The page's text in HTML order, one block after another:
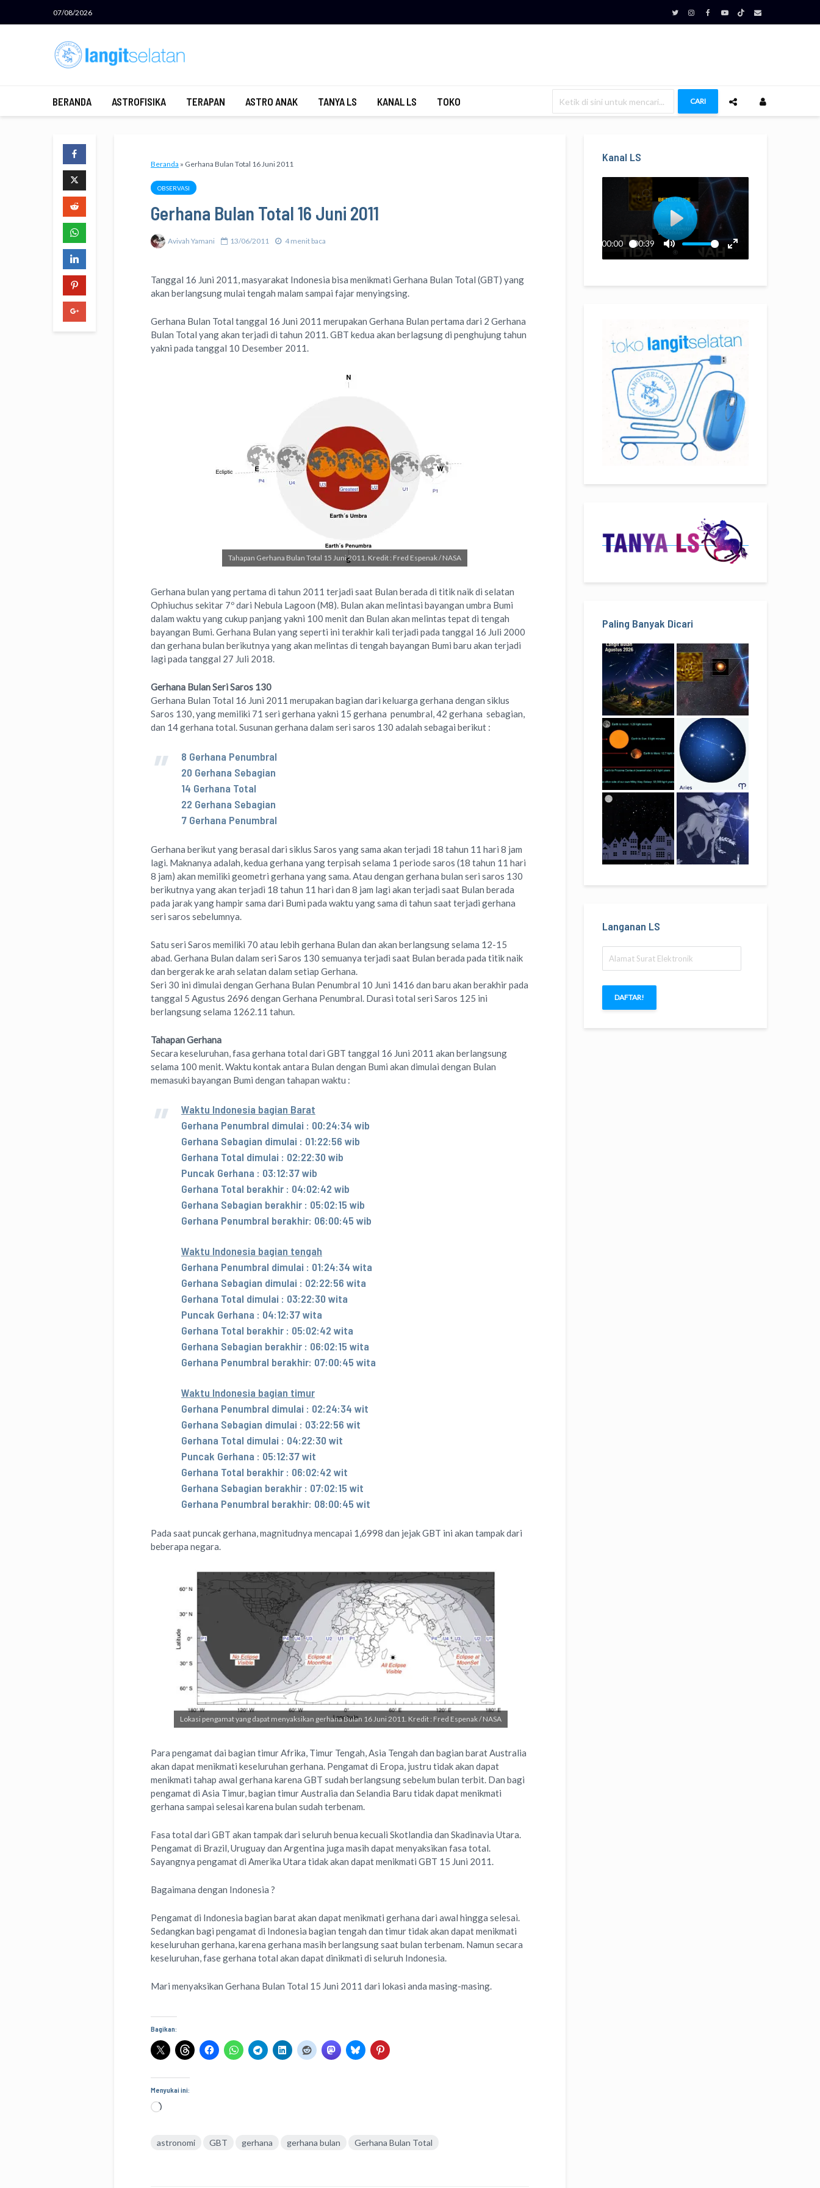
07/08/2026
BERANDA ASTROFISIKA TERAPAN ASTRO ANAK TANYA LS KANAL LS TOKO CARI
Beranda » Gerhana Bulan Total 16 Juni 2011
OBSERVASI
Gerhana Bulan Total 16 Juni 2011
Avivah Yamani 13/06/2011 4 menit baca
Tanggal 16 Juni 2011, masyarakat Indonesia bisa menikmati Gerhana Bulan Total (GBT) yang
akan berlangsung mulai tengah malam sampai fajar menyingsing.
Gerhana Bulan Total tanggal 16 Juni 2011 merupakan Gerhana Bulan pertama dari 2 Gerhana
Bulan Total yang akan terjadi di tahun 2011. GBT kedua akan berlagsung di penghujung tahun
yakni pada tanggal 10 Desember 2011.
Tahapan Gerhana Bulan Total 15 Juni 2011. Kredit : Fred Espenak / NASA
Gerhana bulan yang pertama di tahun 2011 terjadi saat Bulan berada di titik naik di selatan
Ophiuchus sekitar 7º dari Nebula Lagoon (M8). Bulan akan melintasi bayangan umbra Bumi
dalam waktu yang cukup panjang yakni 100 menit dan Bulan akan melintas tepat di tengah
bayangan Bumi. Gerhana Bulan yang seperti ini terakhir kali terjadi pada tanggal 16 Juli 2000
dan gerhana bulan berikutnya yang akan melintas di tengah bayangan Bumi baru akan terjadi
lagi pada tanggal 27 Juli 2018.
Gerhana Bulan Seri Saros 130
Gerhana Bulan Total 16 Juni 2011 merupakan bagian dari keluarga gerhana dengan siklus
Saros 130, yang memiliki 71 seri gerhana yakni 15 gerhana penumbral, 42 gerhana sebagian,
dan 14 gerhana total. Susunan gerhana dalam seri saros 130 adalah sebagai berikut :
8 Gerhana Penumbral
20 Gerhana Sebagian
14 Gerhana Total
22 Gerhana Sebagian
7 Gerhana Penumbral
Gerhana berikut yang berasal dari siklus Saros yang sama akan terjadi 18 tahun 11 hari 8 jam
lagi. Maknanya adalah, kedua gerhana yang terpisah selama 1 periode saros (18 tahun 11 hari
8 jam) akan memiliki geometri gerhana yang sama. Atau dengan gerhana bulan seri saros 130
berikutnya yang akan terjadi 18 tahun 11 hari dan 8 jam lagi akan terjadi saat Bulan berada
pada jarak yang hampir sama dari Bumi pada waktu yang sama di tahun saat terjadi gerhana
seri saros sebelumnya.
Satu seri Saros memiliki 70 atau lebih gerhana Bulan dan akan berlangsung selama 12-15
abad. Gerhana Bulan dalam seri Saros 130 semuanya terjadi saat Bulan berada pada titik naik
dan bergerak ke arah selatan dalam setiap Gerhana.
Seri 30 ini dimulai dengan Gerhana Bulan Penumbral 10 Juni 1416 dan baru akan berakhir pada
tanggal 5 Agustus 2696 dengan Gerhana Penumbral. Durasi total seri Saros 125 ini
berlangsung selama 1262.11 tahun.
Tahapan Gerhana
Secara keseluruhan, fasa gerhana total dari GBT tanggal 16 Juni 2011 akan berlangsung
selama 100 menit. Waktu kontak antara Bulan dengan Bumi akan dimulai dengan Bulan
memasuki bayangan Bumi dengan tahapan waktu :
Waktu Indonesia bagian Barat
Gerhana Penumbral dimulai : 00:24:34 wib
Gerhana Sebagian dimulai : 01:22:56 wib
Gerhana Total dimulai : 02:22:30 wib
Puncak Gerhana : 03:12:37 wib
Gerhana Total berakhir : 04:02:42 wib
Gerhana Sebagian berakhir : 05:02:15 wib
Gerhana Penumbral berakhir: 06:00:45 wib
Waktu Indonesia bagian tengah
Gerhana Penumbral dimulai : 01:24:34 wita
Gerhana Sebagian dimulai : 02:22:56 wita
Gerhana Total dimulai : 03:22:30 wita
Puncak Gerhana : 04:12:37 wita
Gerhana Total berakhir : 05:02:42 wita
Gerhana Sebagian berakhir : 06:02:15 wita
Gerhana Penumbral berakhir: 07:00:45 wita
Waktu Indonesia bagian timur
Gerhana Penumbral dimulai : 02:24:34 wit
Gerhana Sebagian dimulai : 03:22:56 wit
Gerhana Total dimulai : 04:22:30 wit
Puncak Gerhana : 05:12:37 wit
Gerhana Total berakhir : 06:02:42 wit
Gerhana Sebagian berakhir : 07:02:15 wit
Gerhana Penumbral berakhir: 08:00:45 wit
Pada saat puncak gerhana, magnitudnya mencapai 1,6998 dan jejak GBT ini akan tampak dari
beberapa negara.
Lokasi pengamat yang dapat menyaksikan gerhana Bulan 16 Juni 2011. Kredit : Fred Espenak / NASA
Para pengamat dai bagian timur Afrika, Timur Tengah, Asia Tengah dan bagian barat Australia
akan dapat menikmati keseluruhan gerhana. Pengamat di Eropa, justru tidak akan dapat
menikmati tahap awal gerhana karena GBT sudah berlangsung sebelum bulan terbit. Dan bagi
pengamat di Asia Timur, bagian timur Australia dan Selandia Baru tidak dapat menikmati
gerhana sampai selesai karena bulan sudah terbenam.
Fasa total dari GBT akan tampak dari seluruh benua kecuali Skotlandia dan Skadinavia Utara.
Pengamat di Brazil, Uruguay dan Argentina juga masih dapat menyaksikan fasa total.
Sayangnya pengamat di Amerika Utara tidak akan dapat menikmati GBT 15 Juni 2011.
Bagaimana dengan Indonesia ?
Pengamat di Indonesia bagian barat akan dapat menikmati gerhana dari awal hingga selesai.
Sedangkan bagi pengamat di Indonesia bagian tengah dan timur tidak akan dapat menikmati
keseluruhan gerhana, karena gerhana masih berlangsung saat bulan terbenam. Namun secara
keseluruhan, fase gerhana total akan dapat dinikmati di seluruh Indonesia.
Mari menyaksikan Gerhana Bulan Total 15 Juni 2011 dari lokasi anda masing-masing.
Bagikan:
Menyukai ini:
Memuat...
astronomi GBT gerhana gerhana bulan Gerhana Bulan Total
Kanal LS
Paling Banyak Dicari
Langanan LS
Surat
Elektronik
DAFTAR!